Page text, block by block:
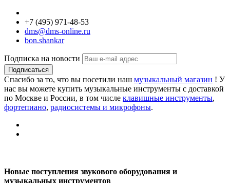
+7 (495) 971-48-53
dms@dms-online.ru
bon.shankar
Подписка на новости
Подписаться
Спасибо за то, что вы посетили наш музыкальный магазин ! У
нас вы можете купить музыкальные инструменты с доставкой
по Москве и России, в том числе клавишные инструменты,
фортепиано, радиосистемы и микрофоны.
Новые поступления звукового оборудования и
музыкальных инструментов